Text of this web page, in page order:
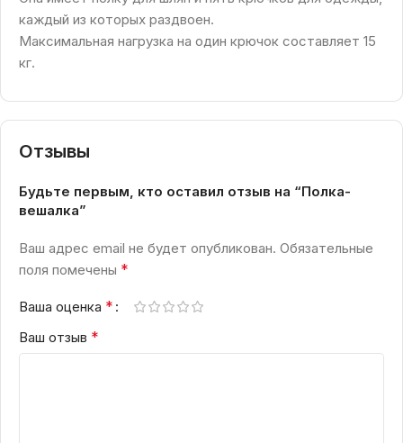
каждый из которых раздвоен.
Максимальная нагрузка на один крючок составляет 15
кг.
Отзывы
Будьте первым, кто оставил отзыв на “Полка-
вешалка”
Ваш адрес email не будет опубликован. Обязательные
поля помечены *
Ваша оценка *
Ваш отзыв *